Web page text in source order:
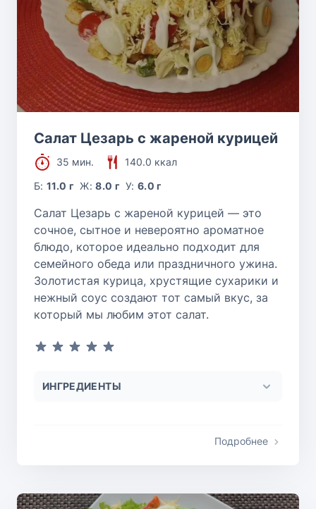
Салат Цезарь с жареной курицей
35 мин.
140.0 ккал
Б:11.0 г Ж:8.0 г У:6.0 г
Салат Цезарь с жареной курицей — это
сочное, сытное и невероятно ароматное
блюдо, которое идеально подходит для
семейного обеда или праздничного ужина.
Золотистая курица, хрустящие сухарики и
нежный соус создают тот самый вкус, за
который мы любим этот салат.
ИНГРЕДИЕНТЫ
Подробнее